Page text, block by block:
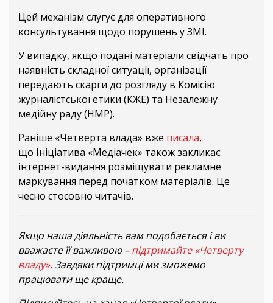
Цей механізм слугує для оперативного
консультування щодо порушень у ЗМІ.
У випадку, якщо подані матеріали свідчать про
наявність складної ситуації, організації
передають скарги до розгляду в Комісію
журналістської етики (КЖЕ) та Незалежну
медійну раду (НМР).
Раніше «Четверта влада» вже писала,
що Ініціатива «Медіачек» також закликає
інтернет-видання розміщувати рекламне
маркування перед початком матеріалів. Це
чесно стосовно читачів.
Якщо наша діяльність вам подобається і ви
вважаєте її важливою –підтримайте «Четверту
владу». Завдяки підтримці ми зможемо
працювати ще краще.